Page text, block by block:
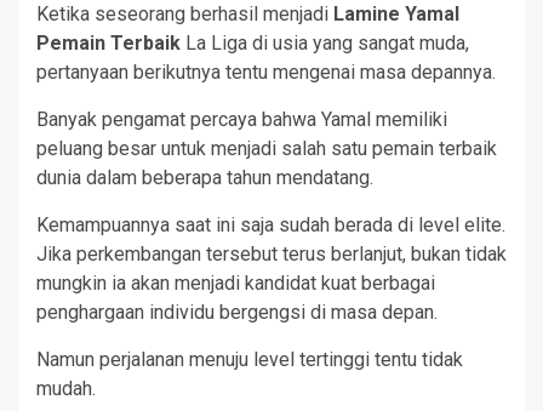
Ketika seseorang berhasil menjadi Lamine Yamal
Pemain Terbaik La Liga di usia yang sangat muda,
pertanyaan berikutnya tentu mengenai masa depannya.
Banyak pengamat percaya bahwa Yamal memiliki
peluang besar untuk menjadi salah satu pemain terbaik
dunia dalam beberapa tahun mendatang.
Kemampuannya saat ini saja sudah berada di level elite.
Jika perkembangan tersebut terus berlanjut, bukan tidak
mungkin ia akan menjadi kandidat kuat berbagai
penghargaan individu bergengsi di masa depan.
Namun perjalanan menuju level tertinggi tentu tidak
mudah.